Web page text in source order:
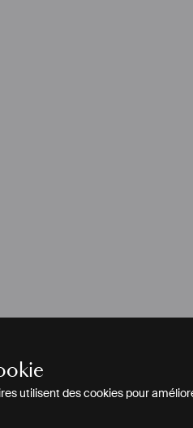
utilisent des cookies pour